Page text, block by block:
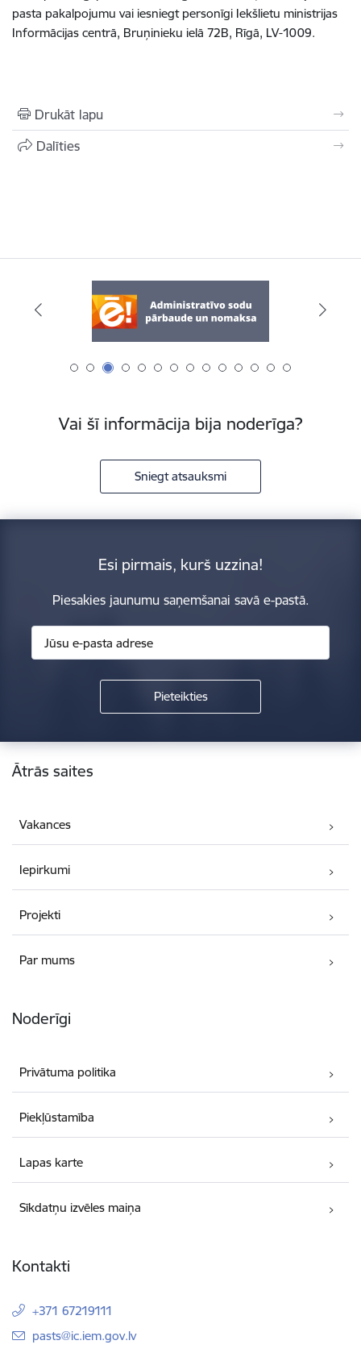
pasta pakalpojumu vai iesniegt personīgi Iekšlietu ministrijas
Informācijas centrā, Bruņinieku ielā 72B, Rīgā, LV-1009.
Drukāt lapu
Dalīties
Vai šī informācija bija noderīga?
Sniegt atsauksmi
Esi pirmais, kurš uzzina!
Piesakies jaunumu saņemšanai savā e-pastā.
Kājene
Ātrās saites
Vakances
Iepirkumi
Projekti
Par mums
Noderīgi
Privātuma politika
Piekļūstamība
Lapas karte
Sīkdatņu izvēles maiņa
Kontakti
+371 67219111
E-pasts:
pasts@ic.iem.gov.lv